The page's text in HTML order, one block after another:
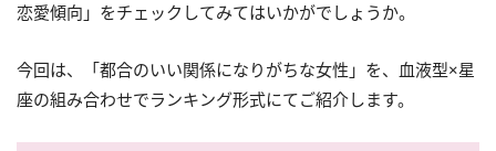
恋愛傾向」をチェックしてみてはいかがでしょうか。
今回は、「都合のいい関係になりがちな女性」を、血液型×星
座の組み合わせでランキング形式にてご紹介します。